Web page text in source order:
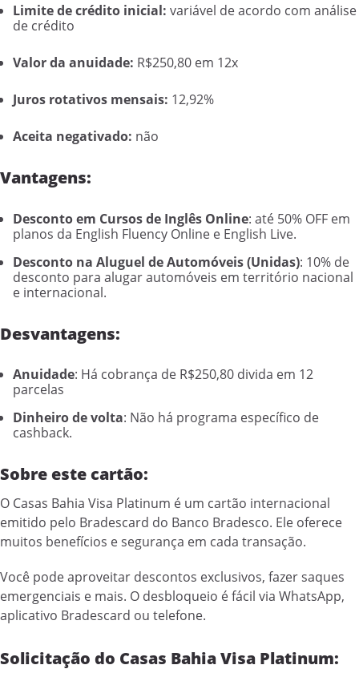
Limite de crédito inicial: variável de acordo com análise
de crédito
Valor da anuidade: R$250,80 em 12x
Juros rotativos mensais: 12,92%
Aceita negativado: não
Vantagens:
Desconto em Cursos de Inglês Online: até 50% OFF em
planos da English Fluency Online e English Live.
Desconto na Aluguel de Automóveis (Unidas): 10% de
desconto para alugar automóveis em território nacional
e internacional.
Desvantagens:
Anuidade: Há cobrança de R$250,80 divida em 12
parcelas
Dinheiro de volta: Não há programa específico de
cashback.
Sobre este cartão:
O Casas Bahia Visa Platinum é um cartão internacional
emitido pelo Bradescard do Banco Bradesco. Ele oferece
muitos benefícios e segurança em cada transação.
Você pode aproveitar descontos exclusivos, fazer saques
emergenciais e mais. O desbloqueio é fácil via WhatsApp,
aplicativo Bradescard ou telefone.
Solicitação do Casas Bahia Visa Platinum: